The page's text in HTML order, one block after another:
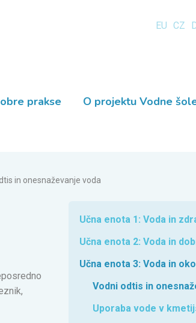
EU CZ
prakse O projektu Vodne
in onesnaževanje voda
Učna enota 1: Voda in
Učna enota 2: Voda in
Učna enota 3: Voda in
Vodni odtis in
Uporaba vode v